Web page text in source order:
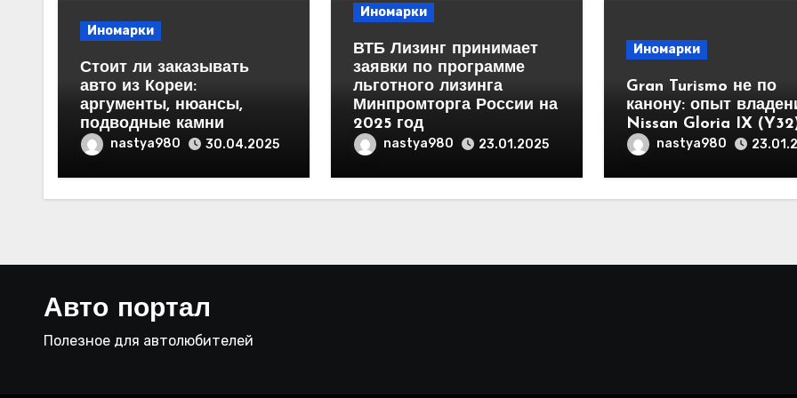
Иномарки
Стоит ли заказывать
авто из Кореи:
аргументы, нюансы,
подводные камни
nastya980 30.04.2025
Иномарки
ВТБ Лизинг принимает
заявки по программе
льготного лизинга
Минпромторга России на
2025 год
nastya980 23.01.2025
Иномарки
Gran Turismo не по
канону: опыт
Nissan Gloria IX
nastya980
Авто портал
Полезное для автолюбителей